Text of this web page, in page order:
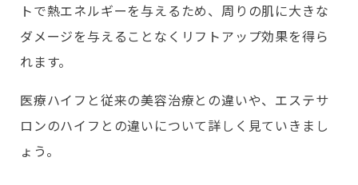
トで熱エネルギーを与えるため、周りの肌に大きな
ダメージを与えることなくリフトアップ効果を得ら
れます。
医療ハイフと従来の美容治療との違いや、エステサ
ロンのハイフとの違いについて詳しく見ていきまし
ょう。